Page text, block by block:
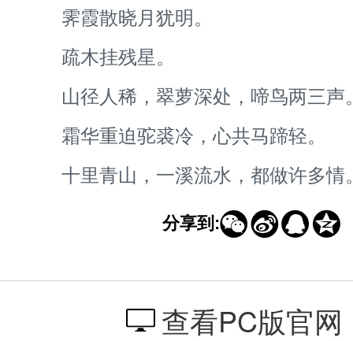
霁霞散晓月犹明。
疏木挂残星。
山径人稀，翠萝深处，啼鸟两三声
霜华重迫驼裘冷，心共马蹄轻。
十里青山，一溪流水，都做许多情
分享到:
查看PC版官网